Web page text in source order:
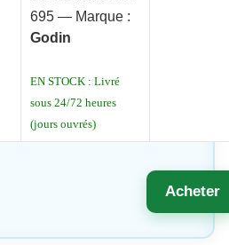
695 — Marque :
Godin
EN STOCK : Livré
sous 24/72 heures
(jours ouvrés)
Acheter